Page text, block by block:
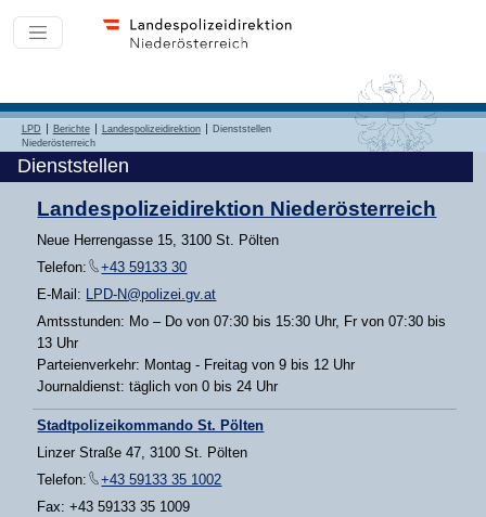
LPD Berichte Landespolizeidirektion
Dienststellen
Niederösterreich
Dienststellen
Landespolizeidirektion Niederösterreich
Neue Herrengasse 15, 3100 St. Pölten
Telefon:
+43 59133 30
E-Mail: LPD-N@polizei.gv.at
Amtsstunden: Mo – Do von 07:30 bis 15:30 Uhr, Fr von 07:30 bis
13 Uhr
Parteienverkehr: Montag - Freitag von 9 bis 12 Uhr
Journaldienst: täglich von 0 bis 24 Uhr
Stadtpolizeikommando St. Pölten
Linzer Straße 47, 3100 St. Pölten
Telefon:
+43 59133 35 1002
Fax: +43 59133 35 1009